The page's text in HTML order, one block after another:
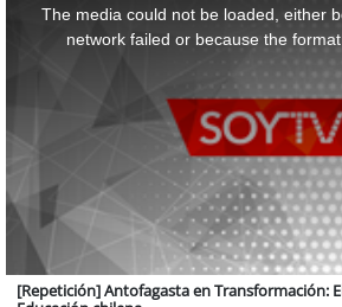
The media could not be loaded, either
network failed or because the
[Repetición] Antofagasta en Transformación: